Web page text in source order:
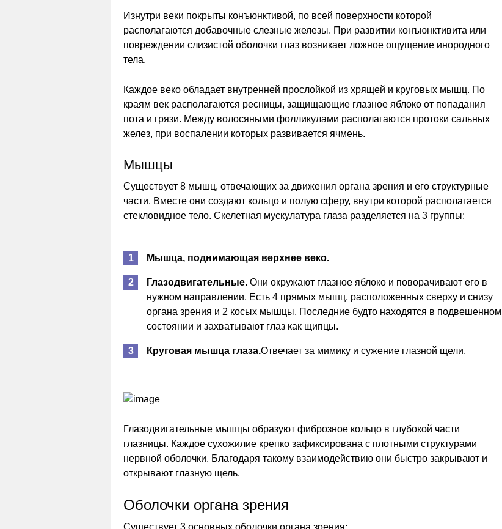
Изнутри веки покрыты конъюнктивой, по всей поверхности которой
располагаются добавочные слезные железы. При развитии конъюнктивита или
повреждении слизистой оболочки глаз возникает ложное ощущение инородного
тела.
Каждое веко обладает внутренней прослойкой из хрящей и круговых мышц. По
краям век располагаются ресницы, защищающие глазное яблоко от попадания
пота и грязи. Между волосяными фолликулами располагаются протоки сальных
желез, при воспалении которых развивается ячмень.
Мышцы
Существует 8 мышц, отвечающих за движения органа зрения и его структурные
части. Вместе они создают кольцо и полую сферу, внутри которой располагается
стекловидное тело. Скелетная мускулатура глаза разделяется на 3 группы:
Мышца, поднимающая верхнее веко.
Глазодвигательные. Они окружают глазное яблоко и поворачивают его в
нужном направлении. Есть 4 прямых мышц, расположенных сверху и снизу
органа зрения и 2 косых мышцы. Последние будто находятся в подвешенном
состоянии и захватывают глаз как щипцы.
Круговая мышца глаза.Отвечает за мимику и сужение глазной щели.
Глазодвигательные мышцы образуют фиброзное кольцо в глубокой части
глазницы. Каждое сухожилие крепко зафиксирована с плотными структурами
нервной оболочки. Благодаря такому взаимодействию они быстро закрывают и
открывают глазную щель.
Оболочки органа зрения
Существует 3 основных оболочки органа зрения: